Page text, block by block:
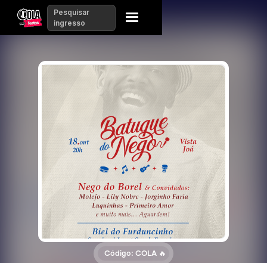
Pesquisar
ingresso
Código: COLA 🔥